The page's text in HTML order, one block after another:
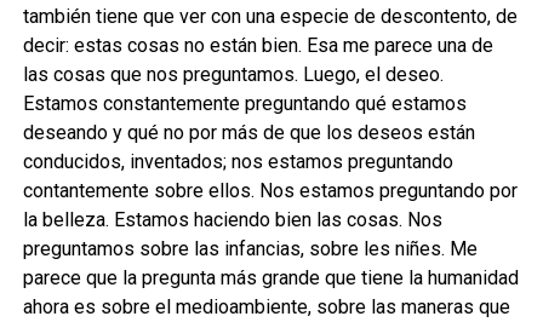
también tiene que ver con una especie de descontento, de
decir: estas cosas no están bien. Esa me parece una de
las cosas que nos preguntamos. Luego, el deseo.
Estamos constantemente preguntando qué estamos
deseando y qué no por más de que los deseos están
conducidos, inventados; nos estamos preguntando
contantemente sobre ellos. Nos estamos preguntando por
la belleza. Estamos haciendo bien las cosas. Nos
preguntamos sobre las infancias, sobre les niñes. Me
parece que la pregunta más grande que tiene la humanidad
ahora es sobre el medioambiente, sobre las maneras que